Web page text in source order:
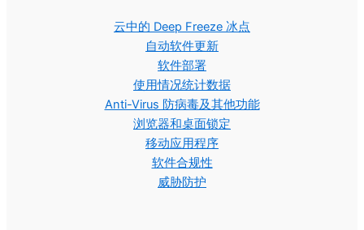
云中的 Deep Freeze 冰点
自动软件更新
软件部署
使用情况统计数据
Anti-Virus 防病毒及其他功能
浏览器和桌面锁定
移动应用程序
软件合规性
威胁防护